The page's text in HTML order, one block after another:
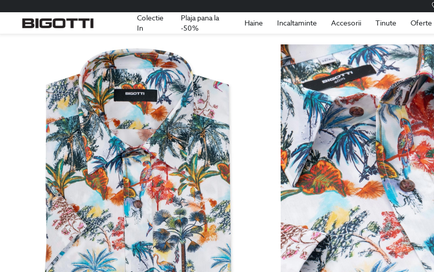
Colectie
In
Plaja pana la
-50%
Haine Incaltaminte Accesorii Tinute Oferte
Romania